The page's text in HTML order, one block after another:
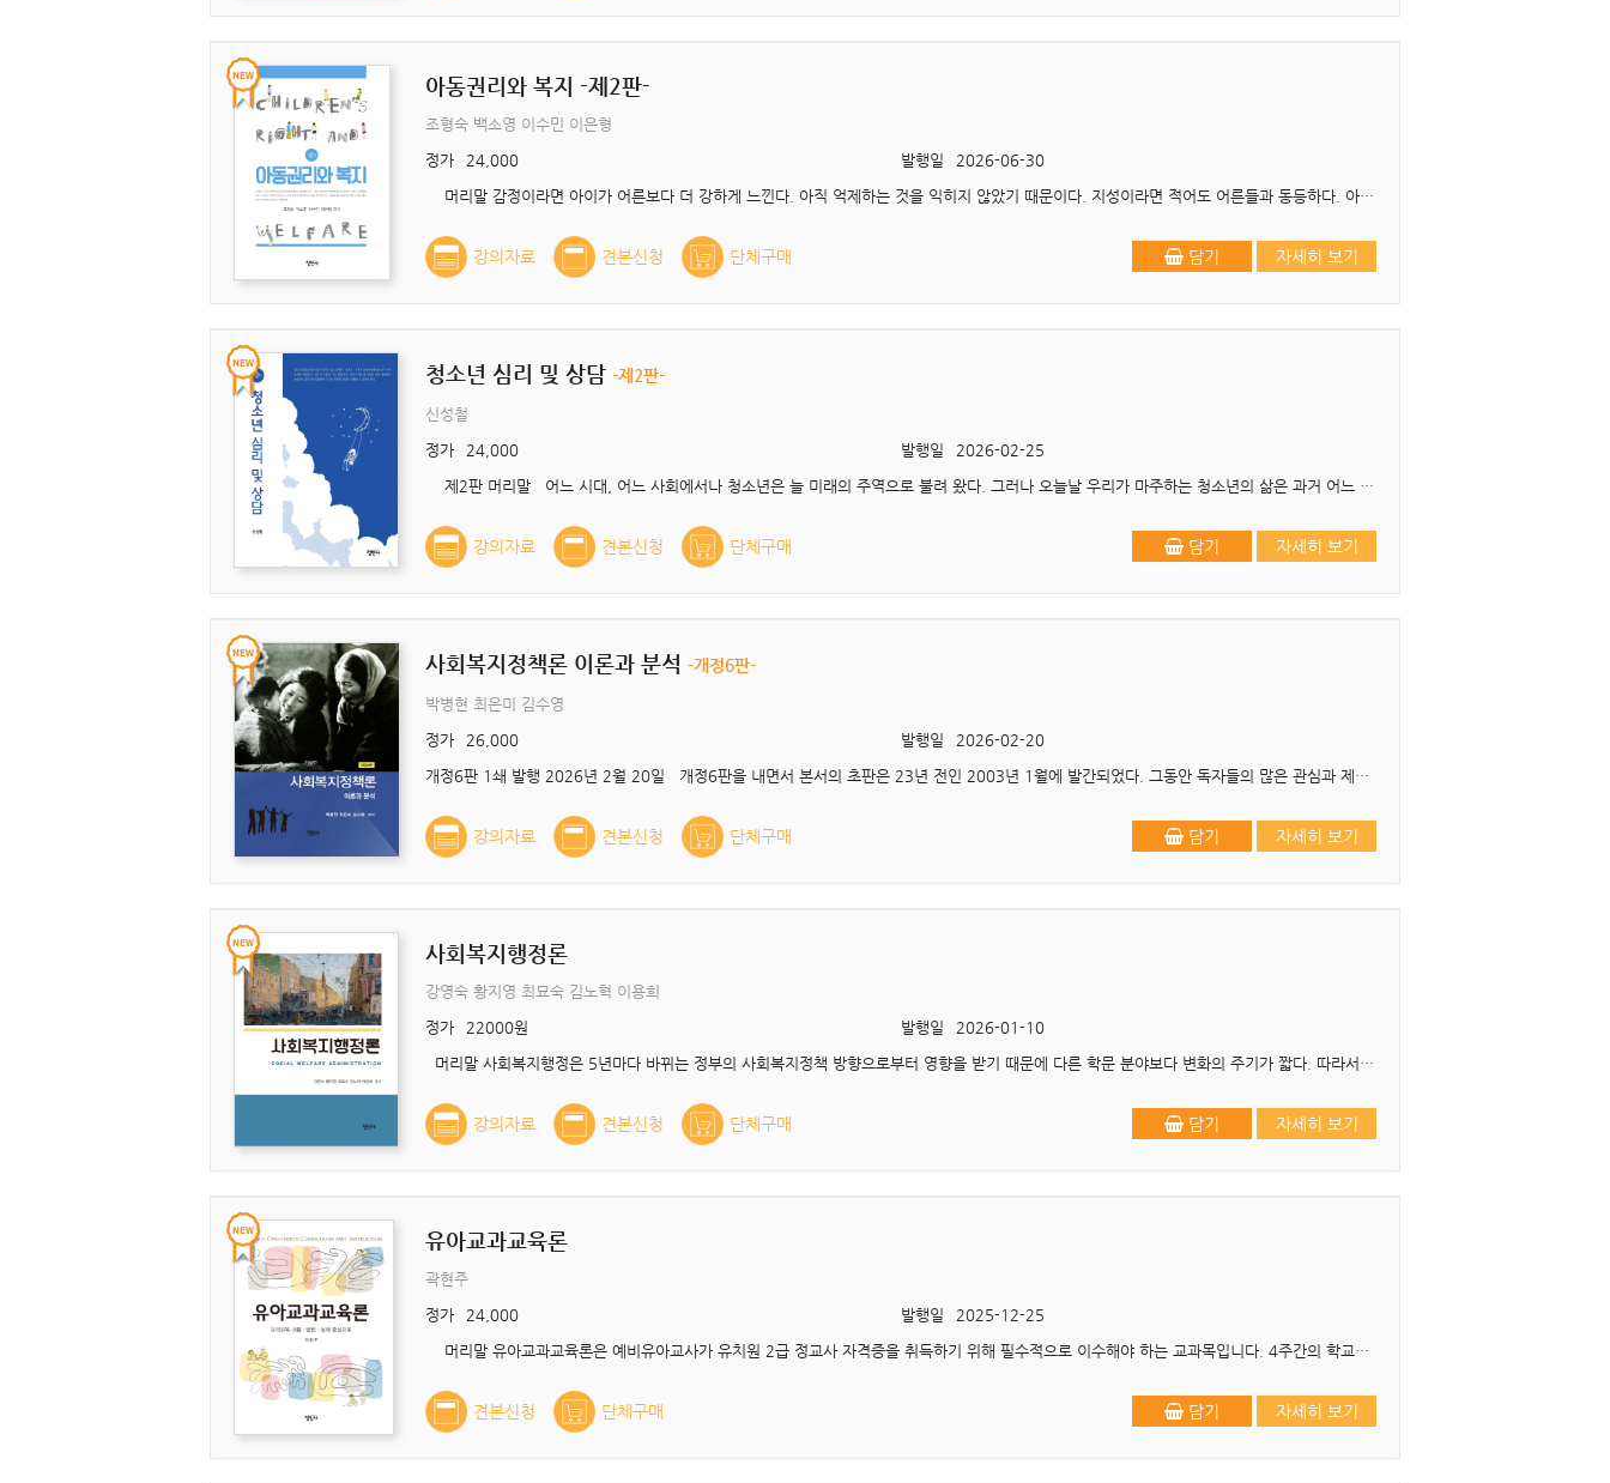
아동권리와 복지 -제2판-
조형숙 백소영 이수민 이은형
정가
24,000 발행일
2026-06-30
머리말 감정이라면 아이가 어른보다 더 강하게 느낀다. 아직 억제하는 것을 익히지 않았기 때문이다. 지성이라면 적어도 어른들과 동등하다. 아이들은 언제나 새로운 경험을 ..
강의자료 견본신청 단체구매 담기 자세히 보기
청소년 심리 및 상담 -제2판-
신성철
정가
24,000 발행일
2026-02-25
제2판 머리말 어느 시대, 어느 사회에서나 청소년은 늘 미래의 주역으로 불려 왔다. 그러나 오늘날 우리가 마주하는 청소년의 삶은 과거 어느 시대보다도 복합적이며, 빠르..
강의자료 견본신청 단체구매 담기 자세히 보기
사회복지정책론 이론과 분석 -개정6판-
박병현 최은미 김수영
정가
26,000 발행일
2026-02-20
개정6판 1쇄 발행 2026년 2월 20일 개정6판을 내면서 본서의 초판은 23년 전인 2003년 1월에 발간되었다. 그동안 독자들의 많은 관심과 제언으로 개정5판까지 발간되었고 이제 개정6판을..
강의자료 견본신청 단체구매 담기 자세히 보기
사회복지행정론
강영숙 황지영 최묘숙 김노혁 이용희
정가
22000원 발행일
2026-01-10
머리말 사회복지행정은 5년마다 바뀌는 정부의 사회복지정책 방향으로부터 영향을 받기 때문에 다른 학문 분야보다 변화의 주기가 짧다. 따라서 사회복지행정을 다루는 교재에도 그러한 변화들이..
강의자료 견본신청 단체구매 담기 자세히 보기
유아교과교육론
곽현주
정가
24,000 발행일
2025-12-25
머리말 유아교과교육론은 예비유아교사가 유치원 2급 정교사 자격증을 취득하기 위해 필수적으로 이수해야 하는 교과목입니다. 4주간의 학교현장실습에서 앞두고 본 교재로 유아교과교..
견본신청 단체구매 담기 자세히 보기